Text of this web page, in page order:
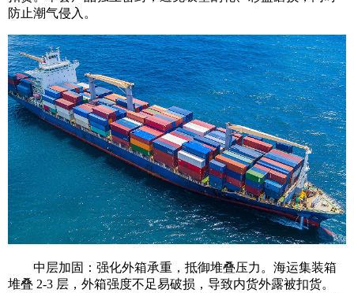
防止潮气侵入。
中层加固：强化外箱承重，抵御堆叠压力。海运集装箱
堆叠 2-3 层，外箱强度不足易破损，导致内货外露被扣货。